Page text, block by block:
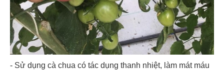
- Sử dụng cà chua có tác dụng thanh nhiệt, làm mát máu